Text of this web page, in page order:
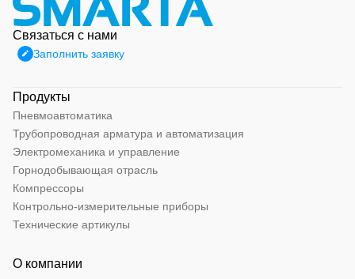
Связаться с нами
Заполнить заявку
Продукты
Пневмоавтоматика
Трубопроводная арматура и автоматизация
Электромеханика и управление
Горнодобывающая отрасль
Компрессоры
Контрольно-измерительные приборы
Технические артикулы
О компании